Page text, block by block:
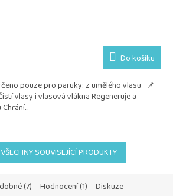
Do košíku
pouze pro paruky: z umělého vlasu 📌
vlasy i vlasová vlákna Regeneruje a
SOUVISEJÍCÍ PRODUKTY
(7) Hodnocení (1) Diskuze